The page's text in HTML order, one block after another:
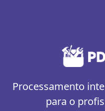
Processamento
para o